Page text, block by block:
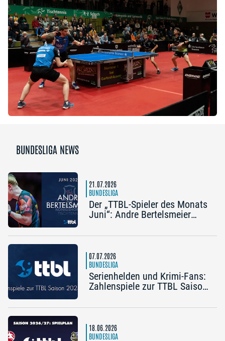
BUNDESLIGA NEWS
21.07.2026
BUNDESLIGA
Der „TTBL-Spieler des Monats
Juni“: Andre Bertelsmeier
07.07.2026
BUNDESLIGA
Serienhelden und Krimi-Fans:
Zahlenspiele zur TTBL Saison
18.06.2026
BUNDESLIGA